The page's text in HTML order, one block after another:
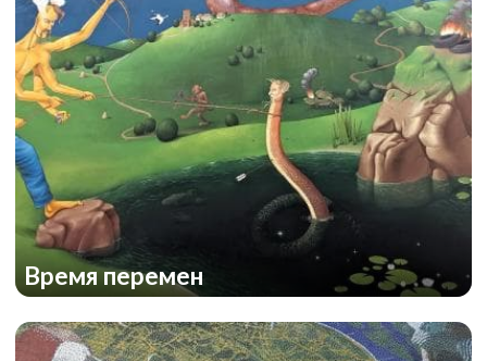
Время перемен